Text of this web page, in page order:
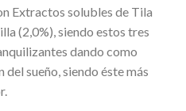
Extractos solubles de Tila
(2,0%), siendo estos tres
dando como
sueño, siendo éste más